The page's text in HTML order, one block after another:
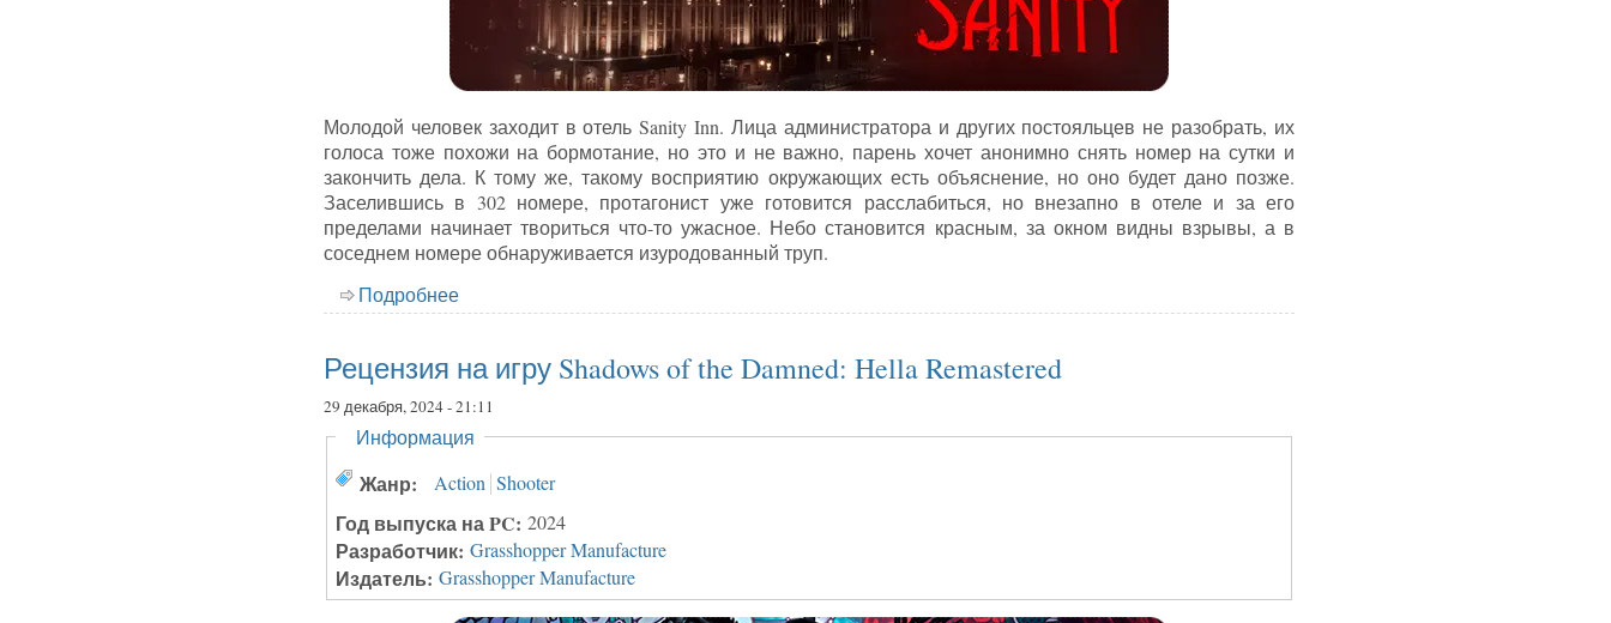
Молодой человек заходит в отель Sanity Inn. Лица администратора и других постояльцев не разобрать, их
голоса тоже похожи на бормотание, но это и не важно, парень хочет анонимно снять номер на сутки и
закончить дела. К тому же, такому восприятию окружающих есть объяснение, но оно будет дано позже.
Заселившись в 302 номере, протагонист уже готовится расслабиться, но внезапно в отеле и за его
пределами начинает твориться что-то ужасное. Небо становится красным, за окном видны взрывы, а в
соседнем номере обнаруживается изуродованный труп.
Подробнее
Рецензия на игру Shadows of the Damned: Hella Remastered
29 декабря, 2024 - 21:11
Скрыть
Информация
Жанр: Action Shooter
Год выпуска на PC: 2024
Разработчик: Grasshopper Manufacture
Издатель: Grasshopper Manufacture